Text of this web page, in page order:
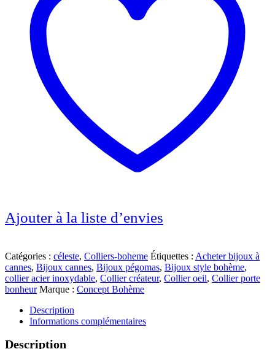
Ajouter à la liste d’envies
Catégories : céleste, Colliers-boheme Étiquettes : Acheter bijoux à
cannes, Bijoux cannes, Bijoux pégomas, Bijoux style bohème,
collier acier inoxydable, Collier créateur, Collier oeil, Collier porte
bonheur Marque : Concept Bohème
Description
Informations complémentaires
Description